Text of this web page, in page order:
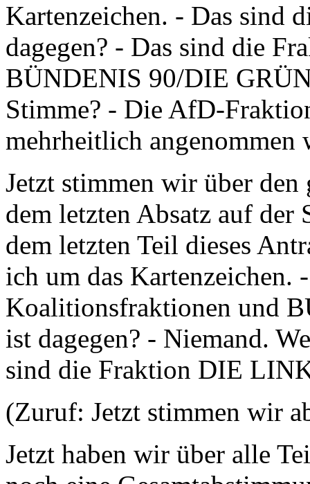
Kartenzeichen. - Das sind
dagegen? - Das sind die
BÜNDENIS 90/DIE
Stimme? - Die AfD-
mehrheitlich angenommen
Jetzt stimmen wir über den
dem letzten Absatz auf der
dem letzten Teil dieses
ich um das Kartenzeichen.
Koalitionsfraktionen und
ist dagegen? - Niemand.
sind die Fraktion DIE
(Zuruf: Jetzt stimmen wir
Jetzt haben wir über alle